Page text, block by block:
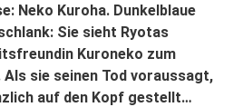
Neko Kuroha. Dunkelblaue
Sie sieht Ryotas
Kuroneko zum
Als sie seinen Tod voraussagt,
auf den Kopf gestellt…